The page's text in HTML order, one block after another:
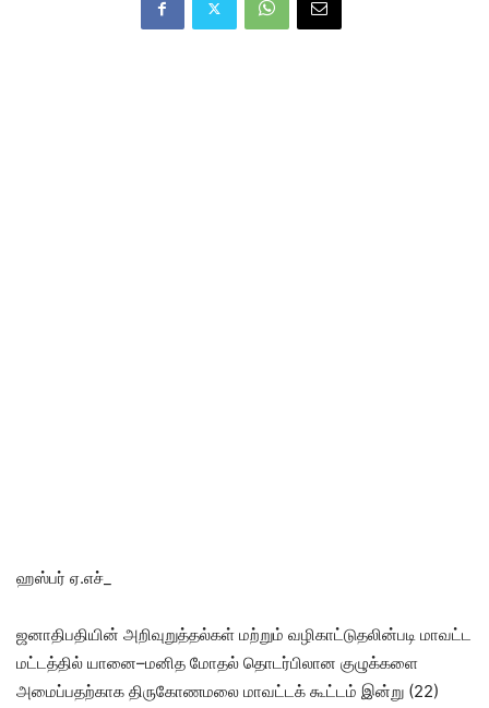
ஹஸ்பர் ஏ.எச்_
ஜனாதிபதியின் அறிவுறுத்தல்கள் மற்றும் வழிகாட்டுதலின்படி மாவட்ட
மட்டத்தில் யானை–மனித மோதல் தொடர்பிலான குழுக்களை
அமைப்பதற்காக திருகோணமலை மாவட்டக் கூட்டம் இன்று (22)